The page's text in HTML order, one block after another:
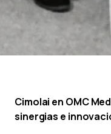
Cimolai en OMC
sinergias e